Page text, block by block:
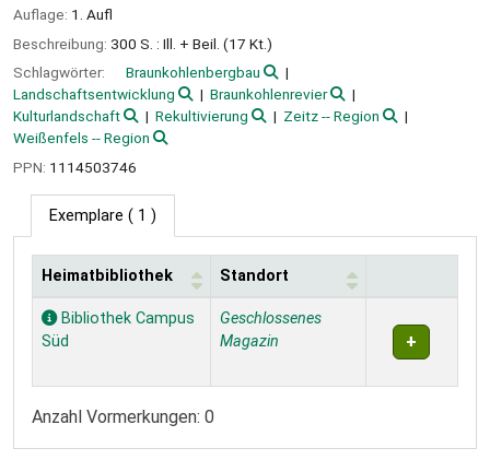
Auflage: 1. Aufl
Beschreibung: 300 S. : Ill. + Beil. (17 Kt.)
Schlagwörter:
Braunkohlenbergbau
Landschaftsentwicklung
Braunkohlenrevier
Kulturlandschaft
Rekultivierung
Zeitz -- Region
Weißenfels -- Region
PPN: 1114503746
Exemplare ( 1 )
Exemplare
Heimatbibliothek Standort
Bibliothek Campus
Süd
Geschlossenes
Magazin
Anzahl Vormerkungen: 0